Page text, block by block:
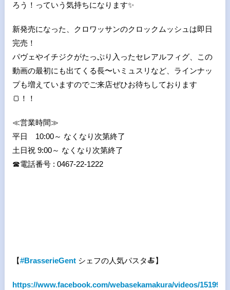
ろう！っていう気持ちになります✨
新発売になった、クロワッサンのクロックムッシュは即日
完売！
パヴェやイチジクがたっぷり入ったセレアルフィグ、この
動画の最初にも出てくる長〜いミュスリなど、ラインナッ
プも増えていますのでご来店ぜひお待ちしております
🍞 ！！
≪営業時間≫
平日 10:00～ なくなり次第終了
土日祝 9:00～ なくなり次第終了
☎電話番号 : 0467-22-1222
【#BrasserieGentシェフの人気パスタ🍝】
https://www.facebook.com/webasekamakura/videos/